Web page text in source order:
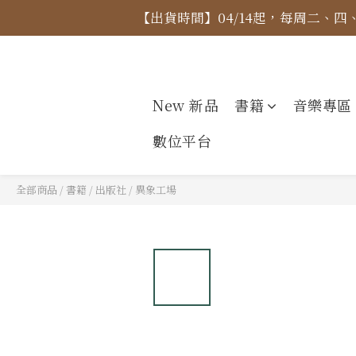
【價格
【出貨時間】04/14起，每周二、
New 新品 書籍
音樂專區
數位平台
全部商品 /書籍 / 出版社 / 異象工場